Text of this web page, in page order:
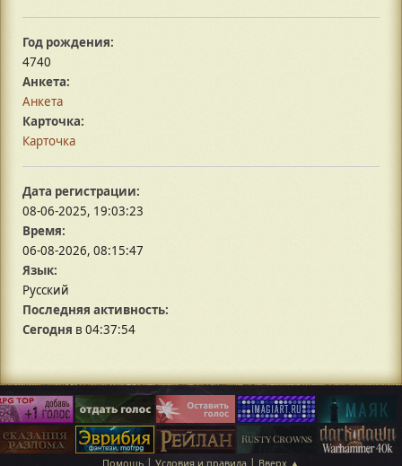
Год рождения:
4740
Анкета:
Анкета
Карточка:
Карточка
Дата регистрации:
08-06-2025, 19:03:23
Время:
06-08-2026, 08:15:47
Язык:
Русский
Последняя активность:
Сегодня в 04:37:54
Помощь Условия и правила Вверх ▲